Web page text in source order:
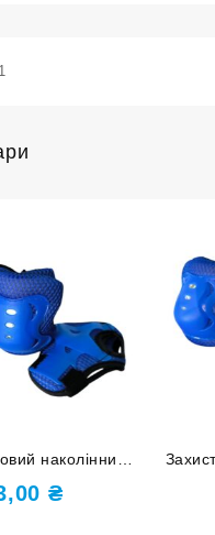
наколінники
на кисті
HJ-D-S-blue
₴